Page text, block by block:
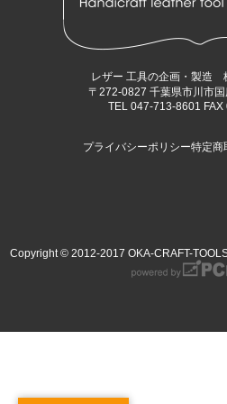
レザー 工具の企画・製造
〒272-0827 千葉県市川市
TEL 047-713-8601 FAX
プライバシーポリシー特定商
Copyright © 2012-2017 OKA-CRAFT-